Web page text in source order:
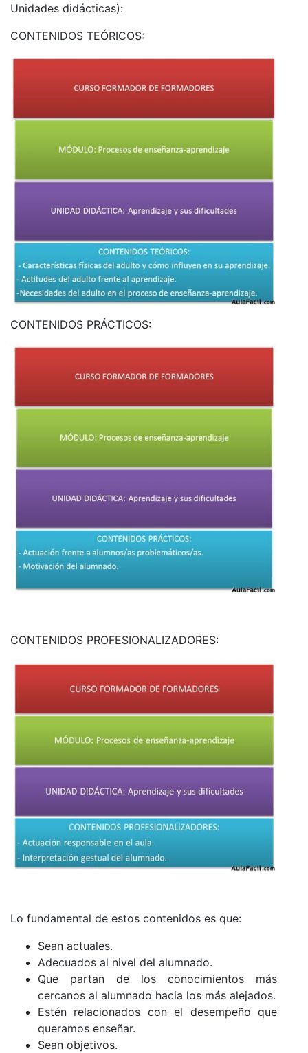
Unidades didácticas):
CONTENIDOS TEÓRICOS:
CONTENIDOS PRÁCTICOS:
CONTENIDOS PROFESIONALIZADORES:
Lo fundamental de estos contenidos es que:
Sean actuales.
Adecuados al nivel del alumnado.
Que partan de los conocimientos más
cercanos al alumnado hacia los más alejados.
Estén relacionados con el desempeño que
queramos enseñar.
Sean objetivos.